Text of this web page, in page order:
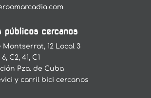
públicos cercanos
12 Local 3
C2, 41, C1
Pza. de Cuba
y carril bici cercanos